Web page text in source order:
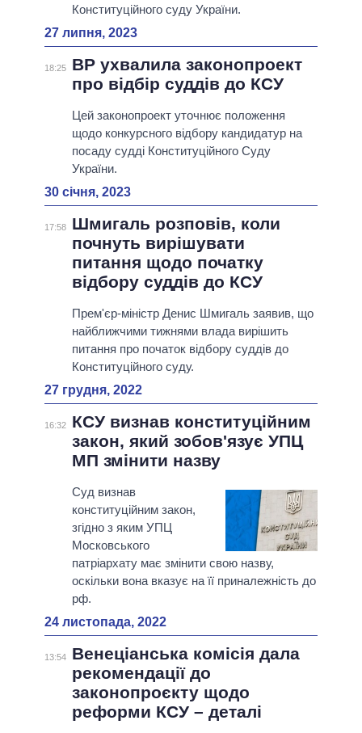
Конституційного суду України.
27 липня, 2023
18:25
ВР ухвалила законопроект
про відбір суддів до КСУ
Цей законопроект уточнює положення
щодо конкурсного відбору кандидатур на
посаду судді Конституційного Суду
України.
30 січня, 2023
17:58
Шмигаль розповів, коли
почнуть вирішувати
питання щодо початку
відбору суддів до КСУ
Прем'єр-міністр Денис Шмигаль заявив, що
найближчими тижнями влада вирішить
питання про початок відбору суддів до
Конституційного суду.
27 грудня, 2022
16:32
КСУ визнав конституційним
закон, який зобов'язує УПЦ
МП змінити назву
Суд визнав
конституційним закон,
згідно з яким УПЦ
Московського
патріархату має змінити свою назву,
оскільки вона вказує на її приналежність до
рф.
24 листопада, 2022
13:54
Венеціанська комісія дала
рекомендації до
законопроєкту щодо
реформи КСУ – деталі